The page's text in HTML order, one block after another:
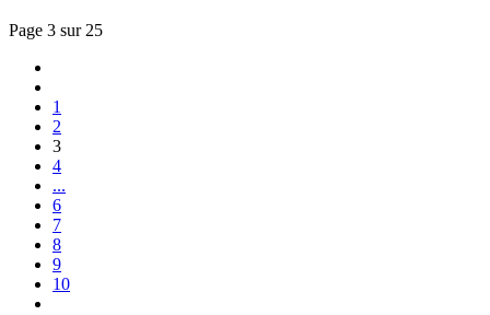
Page 3 sur 25
1
2
3
4
...
6
7
8
9
10